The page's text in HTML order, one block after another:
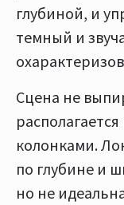
глубиной, и
темный и
Сцена не
колонками.
по глубине и
но не